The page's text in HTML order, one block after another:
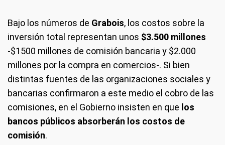
Bajo los números de Grabois, los costos sobre la
inversión total representan unos $3.500 millones
-$1500 millones de comisión bancaria y $2.000
millones por la compra en comercios-. Si bien
distintas fuentes de las organizaciones sociales y
bancarias confirmaron a este medio el cobro de las
comisiones, en el Gobierno insisten en que los
bancos públicos absorberán los costos de
comisión.